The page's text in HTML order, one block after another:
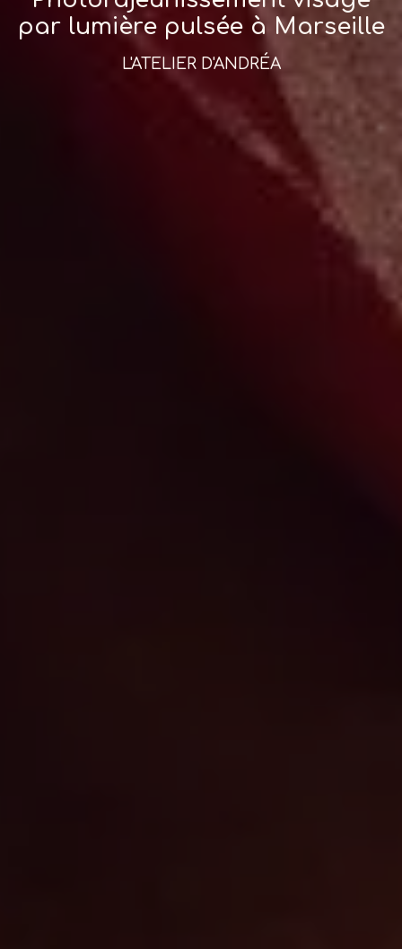
par lumière pulsée à Marseille
L'ATELIER D'ANDRÉA